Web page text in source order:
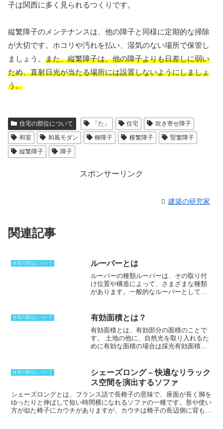
子は関西に多く見られるつくりです。
縦繁障子のメンテナンスは、他の障子と同様に定期的な掃除
が大切です。ホコリや汚れを払い、湿気のない場所で保管し
ましょう。 また、縦繁障子は、他の障子よりも日差しに弱い
ため、直射日光が当たる場所には設置しないようにしましょ
う。
住宅の部位について 「た」 住宅
吹き寄せ障子
和室
和風モダン 柳障子 横繁障子
竪繁障子
縦繁障子
障子
スポンサーリンク
建築の研究家
関連記事
住宅の部位について ルーバーとは
ルーバーの種類ルーバーは、その取り付
け位置や構造によって、さまざまな種類
があります。一般的なルーバーとして
す。水平ルーバーは、羽根板を水平に取
り付けたもので、風や雨を遮断するのに
適しています。垂直ルーバーは、羽根板
を垂直に取り付けたもので、視線を遮断
するのに適しています。回転ルーバー
ます。ガラリルーバーは、羽根板を固定
したもので、通風や採光を確保すること
ができます。また、ルーバーは、その素
材によって、木製のルーバー、金属製の
ルーバー、プラスチック製のルーバーな
どがあります。
住宅の部位について 有効面積とは？
有効面積とは、有効部分の面積のことで
す。
土地の他に、自然光を取り入れるた
めに有効な面積の場合は採光有効面積、
ます。実際に使える部分の面積となるの
で、傾斜地などは含まれません。ビルや
マンションといった区分所有建物の場合
は、建物の延べ床面積から共用部分を除
いた専有部分の部分を指します。すなわ
ち、貸室、店舗、事務所等として使用す
住宅の部位について
シェーズロング – 快適なリラック
ス空間を演出するソファ
シェーズロングとは、フランス語で長椅子の意味で、 座面が長く脚を
ゆったりと伸ばして短い時間横になれるソファの一種です。形や使い
方が似た椅子にカウチがありますが、カウチは椅子の長辺側に背もた